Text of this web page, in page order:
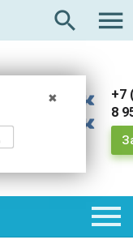
search 
✖
+7
8
